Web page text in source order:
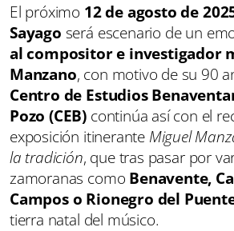
El próximo 12 de agosto de
Sayago será escenario de un
al compositor e investigador
Manzano, con motivo de su 90
Centro de Estudios
Pozo (CEB) continúa así con el
exposición itinerante Miguel
la tradición, que tras pasar por
zamoranas como Benavente,
Campos o Rionegro del
tierra natal del músico.